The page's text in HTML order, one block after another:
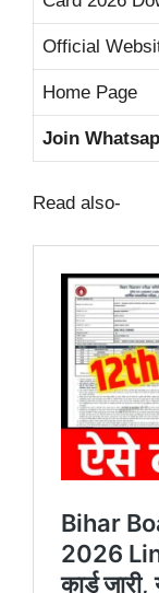
Official
Home Page
Join
Read also-